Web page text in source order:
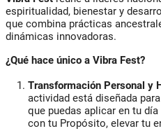
espiritualidad, bienestar y
que combina prácticas
dinámicas innovadoras.
¿Qué hace único a Vibra Fest?
Transformación Personal y
actividad está diseñada
que puedas aplicar en tu
con tu Propósito, elevar tu